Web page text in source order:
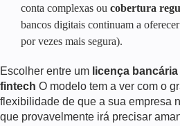
conta complexas ou cobertura
bancos digitais continuam a
por vezes mais segura).
Escolher entre um licença
fintech O modelo tem a ver com o
flexibilidade de que a sua empresa
que provavelmente irá precisar